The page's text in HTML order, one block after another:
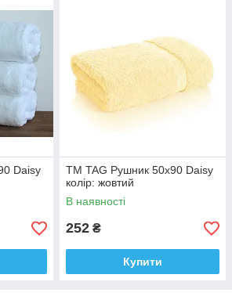
Daisy
ТМ TAG Рушник 50х90 Daisy
колір: жовтий
В наявності
252 ₴
Купити